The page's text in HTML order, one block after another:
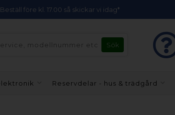
Beställ före kl. 17.00 så skickar vi idag*
Reservdelar - hus & trädgård